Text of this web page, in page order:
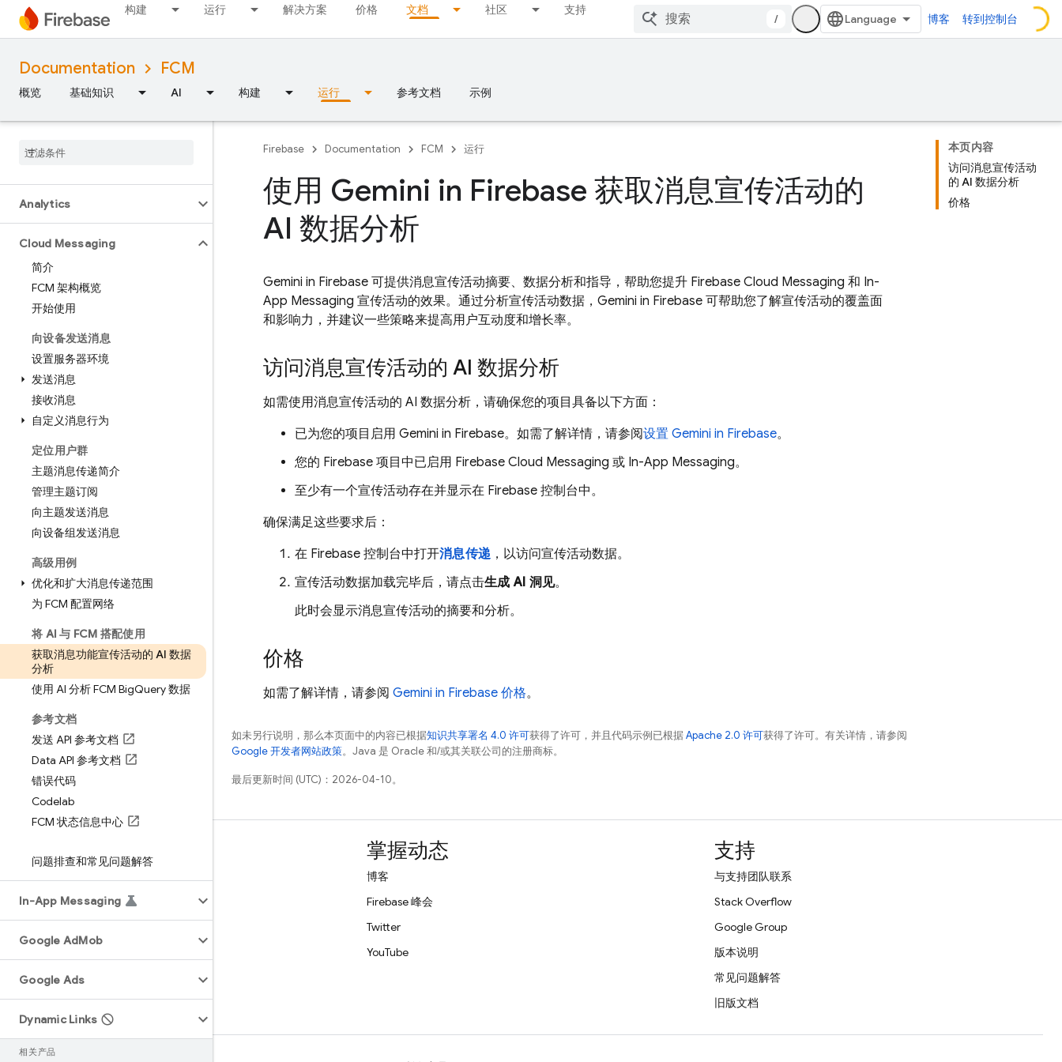
构建 运行 解决方案 价格 文档 社区 支持
/ 博客 转到控制台
Documentation FCM
概览 基础知识 AI 构建 运行 参考文档 示例
Performance Monitoring
迭代
Remote Config
Analytics
Cloud Messaging
简介
FCM 架构概览
开始使用
向设备发送消息
设置服务器环境
发送消息
接收消息
自定义消息行为
定位用户群
主题消息传递简介
管理主题订阅
向主题发送消息
向设备组发送消息
高级用例
优化和扩大消息传递范围
为 FCM 配置网络
将 AI 与 FCM 搭配使用
获取消息功能宣传活动的 AI 数据
分析
使用 AI 分析 FCM BigQuery 数据
参考文档
发送 API 参考文档
Data API 参考文档
错误代码
Codelab
FCM 状态信息中心
问题排查和常见问题解答
In-App Messaging
Google AdMob
Google Ads
Dynamic Links
相关产品
本页内容
访问消息宣传活动
的 AI 数据分析
价格
Firebase Documentation FCM 运行
使用 Gemini in Firebase 获取消息宣传活动的
AI 数据分析
Gemini in Firebase 可提供消息宣传活动摘要、数据分析和指导，帮助您提升 Firebase Cloud Messaging 和 In-
App Messaging 宣传活动的效果。通过分析宣传活动数据，Gemini in Firebase 可帮助您了解宣传活动的覆盖面
和影响力，并建议一些策略来提高用户互动度和增长率。
访问消息宣传活动的 AI 数据分析
如需使用消息宣传活动的 AI 数据分析，请确保您的项目具备以下方面：
已为您的项目启用 Gemini in Firebase。如需了解详情，请参阅设置 Gemini in Firebase。
您的 Firebase 项目中已启用 Firebase Cloud Messaging 或 In-App Messaging。
至少有一个宣传活动存在并显示在 Firebase 控制台中。
确保满足这些要求后：
在 Firebase 控制台中打开消息传递 ，以访问宣传活动数据。
宣传活动数据加载完毕后，请点击生成 AI 洞见。
此时会显示消息宣传活动的摘要和分析。
价格
如需了解详情，请参阅 Gemini in Firebase 价格。
如未另行说明，那么本页面中的内容已根据知识共享署名 4.0 许可获得了许可，并且代码示例已根据Apache 2.0 许可获得了许可。有关详情，请参阅
Google 开发者网站政策。Java 是 Oracle 和/或其关联公司的注册商标。
最后更新时间 (UTC)：2026-04-10。
学习
参考
GitHub
掌握动态
博客
Firebase 峰会
Twitter
YouTube
支持
与支持团队联系
Stack Overflow
Google Group
版本说明
常见问题解答
旧版文档